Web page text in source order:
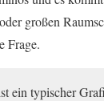
großen
Frage.
ein typischer